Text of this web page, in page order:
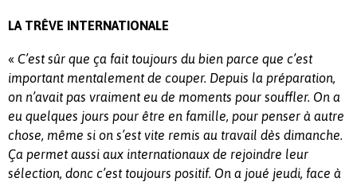
LA TRÊVE INTERNATIONALE
« C’est sûr que ça fait toujours du bien parce que c’est
important mentalement de couper. Depuis la préparation,
on n’avait pas vraiment eu de moments pour souffler. On a
eu quelques jours pour être en famille, pour penser à autre
chose, même si on s’est vite remis au travail dès dimanche.
Ça permet aussi aux internationaux de rejoindre leur
sélection, donc c’est toujours positif. On a joué jeudi, face à